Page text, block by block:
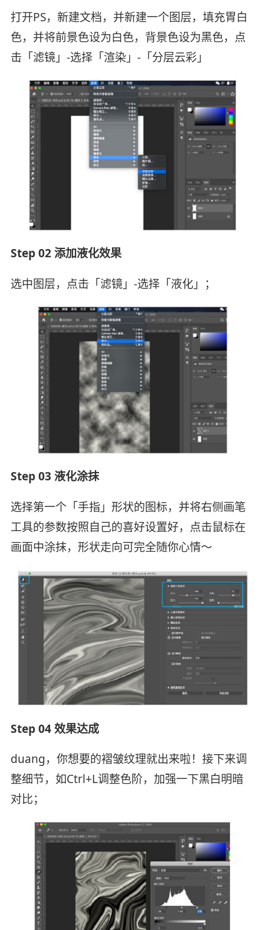
打开PS，新建文档，并新建一个图层，填充胃白
色，并将前景色设为白色，背景色设为黑色，点
击「滤镜」-选择「渲染」-「分层云彩」
Step 02 添加液化效果
选中图层，点击「滤镜」-选择「液化」；
Step 03 液化涂抹
选择第一个「手指」形状的图标，并将右侧画笔
工具的参数按照自己的喜好设置好，点击鼠标在
画面中涂抹，形状走向可完全随你心情～
Step 04 效果达成
duang，你想要的褶皱纹理就出来啦！接下来调
整细节，如Ctrl+L调整色阶，加强一下黑白明暗
对比；